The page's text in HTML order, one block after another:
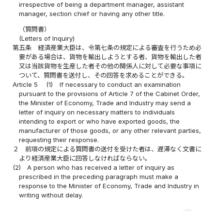
irrespective of being a department manager, assistant
manager, section chief or having any other title.
（質問書）
(Letters of Inquiry)
第五条
経済産業大臣は、令第七条の規定による審査を行うため必
要がある場合は、貨物を輸出しようとする者、貨物を輸出した者
又は当該貨物を生産した者その他の関係人に対して必要な事項に
ついて、質問書を送付し、その回答を求めることができる。
Article 5
(1)
If necessary to conduct an examination
pursuant to the provisions of Article 7 of the Cabinet Order,
the Minister of Economy, Trade and Industry may send a
letter of inquiry on necessary matters to individuals
intending to export or who have exported goods, the
manufacturer of those goods, or any other relevant parties,
requesting their response.
２
前項の規定による質問書の送付を受けた者は、遅滞なく文書に
より経済産業大臣に回答しなければならない。
(2)
A person who has received a letter of inquiry as
prescribed in the preceding paragraph must make a
response to the Minister of Economy, Trade and Industry in
writing without delay.